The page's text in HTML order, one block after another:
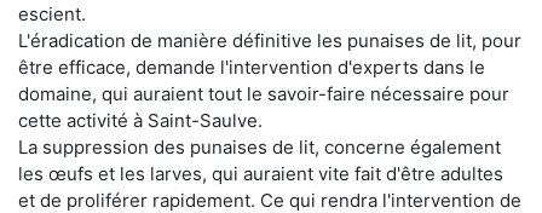
escient.
L'éradication de manière définitive les punaises de lit, pour
être efficace, demande l'intervention d'experts dans le
domaine, qui auraient tout le savoir-faire nécessaire pour
cette activité à Saint-Saulve.
La suppression des punaises de lit, concerne également
les œufs et les larves, qui auraient vite fait d'être adultes
et de proliférer rapidement. Ce qui rendra l'intervention de